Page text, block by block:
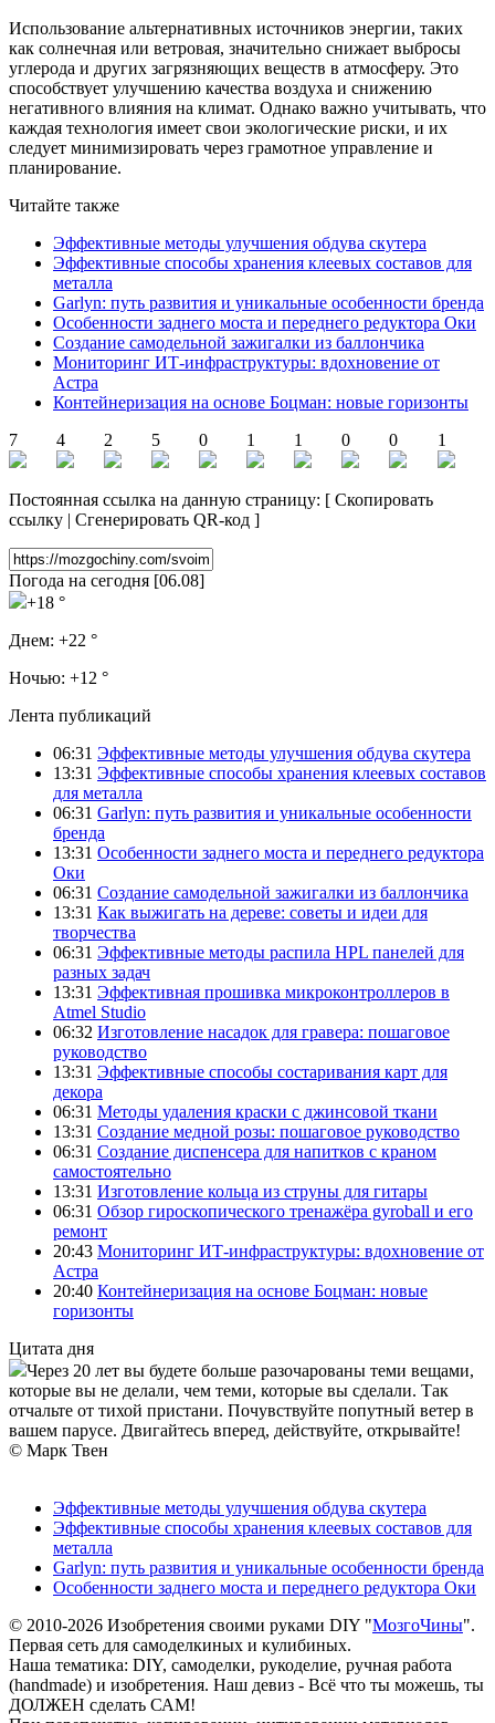
Использование альтернативных источников энергии, таких
как солнечная или ветровая, значительно снижает выбросы
углерода и других загрязняющих веществ в атмосферу. Это
способствует улучшению качества воздуха и снижению
негативного влияния на климат. Однако важно учитывать, что
каждая технология имеет свои экологические риски, и их
следует минимизировать через грамотное управление и
планирование.
Читайте также
Эффективные методы улучшения обдува скутера
Эффективные способы хранения клеевых составов для
металла
Garlyn: путь развития и уникальные особенности бренда
Особенности заднего моста и переднего редуктора Оки
Создание самодельной зажигалки из баллончика
Мониторинг ИТ-инфраструктуры: вдохновение от
Астра
Контейнеризация на основе Боцман: новые горизонты
7
4 2 5 0 1 1 0 0 1
Постоянная ссылка на данную страницу: [ Скопировать
ссылку | Сгенерировать QR-код ]
Погода на сегодня [06.08]
+18 °
Днем: +22 °
Ночью: +12 °
Лента публикаций
06:31 Эффективные методы улучшения обдува скутера
13:31 Эффективные способы хранения клеевых составов
для металла
06:31 Garlyn: путь развития и уникальные особенности
бренда
13:31 Особенности заднего моста и переднего редуктора
Оки
06:31 Создание самодельной зажигалки из баллончика
13:31 Как выжигать на дереве: советы и идеи для
творчества
06:31 Эффективные методы распила HPL панелей для
разных задач
13:31 Эффективная прошивка микроконтроллеров в
Atmel Studio
06:32 Изготовление насадок для гравера: пошаговое
руководство
13:31 Эффективные способы состаривания карт для
декора
06:31 Методы удаления краски с джинсовой ткани
13:31 Создание медной розы: пошаговое руководство
06:31 Создание диспенсера для напитков с краном
самостоятельно
13:31 Изготовление кольца из струны для гитары
06:31 Обзор гироскопического тренажёра gyroball и его
ремонт
20:43 Мониторинг ИТ-инфраструктуры: вдохновение от
Астра
20:40 Контейнеризация на основе Боцман: новые
горизонты
Цитата дня
Через 20 лет вы будете больше разочарованы теми вещами,
которые вы не делали, чем теми, которые вы сделали. Так
отчальте от тихой пристани. Почувствуйте попутный ветер в
вашем парусе. Двигайтесь вперед, действуйте, открывайте!
© Марк Твен
Эффективные методы улучшения обдува скутера
Эффективные способы хранения клеевых составов для
металла
Garlyn: путь развития и уникальные особенности бренда
Особенности заднего моста и переднего редуктора Оки
© 2010-2026 Изобретения своими руками DIY "МозгоЧины".
Первая сеть для самоделкиных и кулибиных.
Наша тематика: DIY, самоделки, рукоделие, ручная работа
(handmade) и изобретения. Наш девиз - Всё что ты можешь, ты
ДОЛЖЕН сделать САМ!